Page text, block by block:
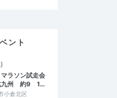
Angad
い試走会に参加！
びは、試走イベントを開催していた
ありがとうございました！ 無料でHO
新しいクリフトンを試せる、とても…
ント
ラソン試走会
九州 約9 1…
小倉北区